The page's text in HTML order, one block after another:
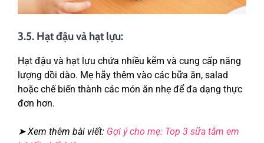
3.5. Hạt đậu và hạt lựu:
Hạt đậu và hạt lựu chứa nhiều kẽm và cung cấp năng
lượng dồi dào. Mẹ hãy thêm vào các bữa ăn, salad
hoặc chế biến thành các món ăn nhẹ để đa dạng thực
đơn hơn.
➤ Xem thêm bài viết: Gợi ý cho mẹ: Top 3 sữa tắm em